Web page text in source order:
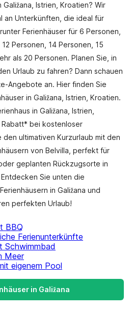
Istrien, Kroatien? Wir
an Unterkünften, die ideal für
Ferienhäuser für 6 Personen,
Personen, 14 Personen, 15
als 20 Personen. Planen Sie, in
Urlaub zu fahren? Dann schauen
Angebote an. Hier finden Sie
in Galižana, Istrien, Kroatien.
in Galižana, Istrien,
bei kostenloser
ultimativen Kurzurlaub mit den
von Belvilla, perfekt für
geplanten Rückzugsorte in
Sie unten die
in Galižana und
perfekten Urlaub!
BBQ
Ferienunterkünfte
Schwimmbad
Meer
eigenem Pool
in Galižana